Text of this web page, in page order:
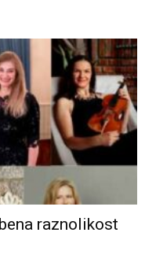
raznolikost